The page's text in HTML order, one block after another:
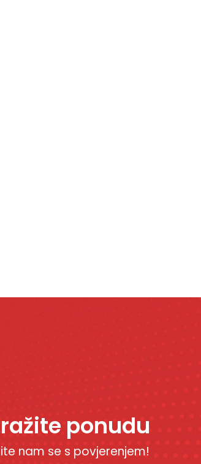
ponudu
nam se s povjerenjem!